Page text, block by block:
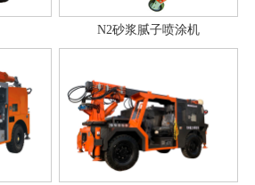
N2砂浆腻子喷涂机